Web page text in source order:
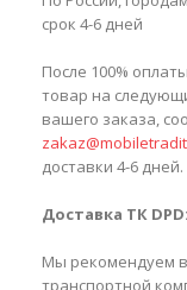
срок 4-6 дней
После 100%
товар на
вашего заказа,
доставки 4-6 дней.
Доставка ТК
Мы рекомендуем
транспортной